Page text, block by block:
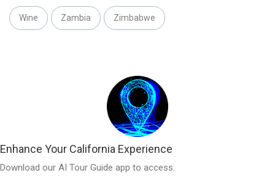
Wine Zambia Zimbabwe
Enhance Your California Experience
Download our AI Tour Guide app to access: